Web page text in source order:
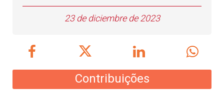
23 de diciembre de 2023
Contribuições